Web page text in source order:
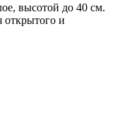
высотой до 40 см.
открытого и